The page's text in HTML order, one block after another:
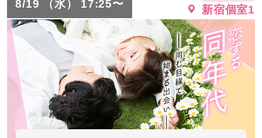
8/19 （水） 17:25〜 新宿個室1